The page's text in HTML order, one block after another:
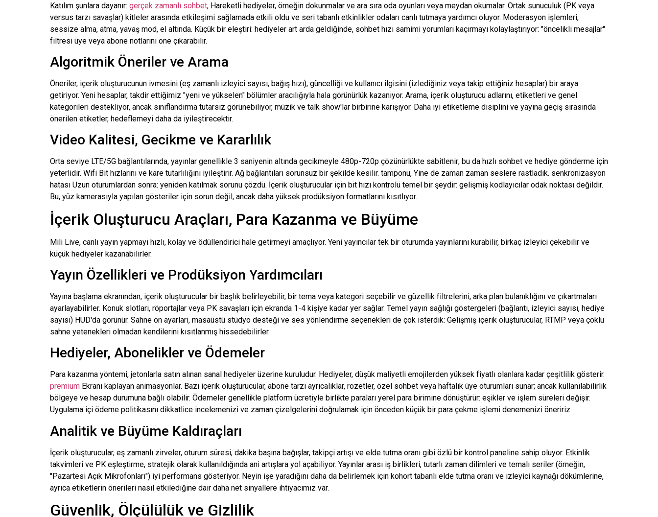
Katılım şunlara dayanır: gerçek zamanlı sohbet, Hareketli hediyeler, örneğin dokunmalar ve ara sıra oda oyunları veya meydan okumalar. Ortak sunuculuk (PK veya
versus tarzı savaşlar) kitleler arasında etkileşimi sağlamada etkili oldu ve seri tabanlı etkinlikler odaları canlı tutmaya yardımcı oluyor. Moderasyon işlemleri,
sessize alma, atma, yavaş mod, el altında. Küçük bir eleştiri: hediyeler art arda geldiğinde, sohbet hızı samimi yorumları kaçırmayı kolaylaştırıyor: "öncelikli mesajlar"
filtresi üye veya abone notlarını öne çıkarabilir.
Algoritmik Öneriler ve Arama
Öneriler, içerik oluşturucunun ivmesini (eş zamanlı izleyici sayısı, bağış hızı), güncelliği ve kullanıcı ilgisini (izlediğiniz veya takip ettiğiniz hesaplar) bir araya
getiriyor. Yeni hesaplar, takdir ettiğimiz "yeni ve yükselen" bölümler aracılığıyla hala görünürlük kazanıyor. Arama, içerik oluşturucu adlarını, etiketleri ve genel
kategorileri destekliyor, ancak sınıflandırma tutarsız görünebiliyor, müzik ve talk show'lar birbirine karışıyor. Daha iyi etiketleme disiplini ve yayına geçiş sırasında
önerilen etiketler, hedeflemeyi daha da iyileştirecektir.
Video Kalitesi, Gecikme ve Kararlılık
Orta seviye LTE/5G bağlantılarında, yayınlar genellikle 3 saniyenin altında gecikmeyle 480p-720p çözünürlükte sabitlenir; bu da hızlı sohbet ve hediye gönderme için
yeterlidir. Wifi Bit hızlarını ve kare tutarlılığını iyileştirir. Ağ bağlantıları sorunsuz bir şekilde kesilir. tamponu, Yine de zaman zaman seslere rastladık. senkronizasyon
hatası Uzun oturumlardan sonra: yeniden katılmak sorunu çözdü. İçerik oluşturucular için bit hızı kontrolü temel bir şeydir: gelişmiş kodlayıcılar odak noktası değildir.
Bu, yüz kamerasıyla yapılan gösteriler için sorun değil, ancak daha yüksek prodüksiyon formatlarını kısıtlıyor.
İçerik Oluşturucu Araçları, Para Kazanma ve Büyüme
Mili Live, canlı yayın yapmayı hızlı, kolay ve ödüllendirici hale getirmeyi amaçlıyor. Yeni yayıncılar tek bir oturumda yayınlarını kurabilir, birkaç izleyici çekebilir ve
küçük hediyeler kazanabilirler.
Yayın Özellikleri ve Prodüksiyon Yardımcıları
Yayına başlama ekranından, içerik oluşturucular bir başlık belirleyebilir, bir tema veya kategori seçebilir ve güzellik filtrelerini, arka plan bulanıklığını ve çıkartmaları
ayarlayabilirler. Konuk slotları, röportajlar veya PK savaşları için ekranda 1-4 kişiye kadar yer sağlar. Temel yayın sağlığı göstergeleri (bağlantı, izleyici sayısı, hediye
sayısı) HUD'da görünür. Sahne ön ayarları, masaüstü stüdyo desteği ve ses yönlendirme seçenekleri de çok isterdik: Gelişmiş içerik oluşturucular, RTMP veya çoklu
sahne yetenekleri olmadan kendilerini kısıtlanmış hissedebilirler.
Hediyeler, Abonelikler ve Ödemeler
Para kazanma yöntemi, jetonlarla satın alınan sanal hediyeler üzerine kuruludur. Hediyeler, düşük maliyetli emojilerden yüksek fiyatlı olanlara kadar çeşitlilik gösterir.
premium Ekranı kaplayan animasyonlar. Bazı içerik oluşturucular, abone tarzı ayrıcalıklar, rozetler, özel sohbet veya haftalık üye oturumları sunar; ancak kullanılabilirlik
bölgeye ve hesap durumuna bağlı olabilir. Ödemeler genellikle platform ücretiyle birlikte paraları yerel para birimine dönüştürür: eşikler ve işlem süreleri değişir.
Uygulama içi ödeme politikasını dikkatlice incelemenizi ve zaman çizelgelerini doğrulamak için önceden küçük bir para çekme işlemi denemenizi öneririz.
Analitik ve Büyüme Kaldıraçları
İçerik oluşturucular, eş zamanlı zirveler, oturum süresi, dakika başına bağışlar, takipçi artışı ve elde tutma oranı gibi özlü bir kontrol paneline sahip oluyor. Etkinlik
takvimleri ve PK eşleştirme, stratejik olarak kullanıldığında ani artışlara yol açabiliyor. Yayınlar arası iş birlikleri, tutarlı zaman dilimleri ve temalı seriler (örneğin,
"Pazartesi Açık Mikrofonları") iyi performans gösteriyor. Neyin işe yaradığını daha da belirlemek için kohort tabanlı elde tutma oranı ve izleyici kaynağı dökümlerine,
ayrıca etiketlerin önerileri nasıl etkilediğine dair daha net sinyallere ihtiyacımız var.
Güvenlik, Ölçülülük ve Gizlilik